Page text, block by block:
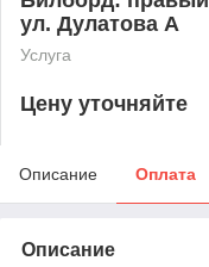
ул. Дулатова А
Услуга
Цену уточняйте
Описание Оплата
Описание